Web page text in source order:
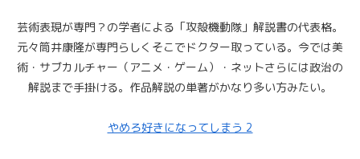
芸術表現が専門？の学者による「攻殻機動隊」解説書の代表格。
元々筒井康隆が専門らしくそこでドクター取っている。今では美
術・サブカルチャー（アニメ・ゲーム）・ネットさらには政治の
解説まで手掛ける。作品解説の単著がかなり多い方みたい。
やめろ好きになってしまう 2